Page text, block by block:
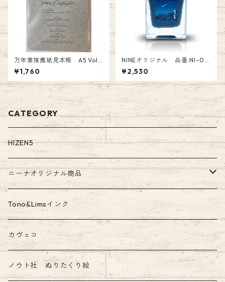
万年筆推薦紙見本帳 A5 Vol.1
PF-A5-01 ￥1760
¥1,760
NINEオリジナル 品番:NI-051
Tono&Lims コラボインク「な
がれ星～in Simmer～」 オリ
ジナル Fountain Pen Ink
¥2,530
CATEGORY
HIZEN5
ニーナオリジナル商品
ガラスペン
Tono&Limsコラボインク
Tono&Limsインク
カヴェコ
ノウト社 ぬりたくり絵